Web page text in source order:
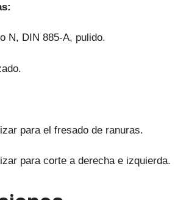
N, DIN 885-A, pulido.
para el fresado de ranuras.
para corte a derecha e izquierda.